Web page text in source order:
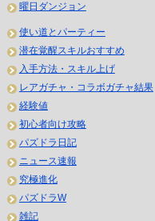
曜日ダンジョン
使い道とパーティー
潜在覚醒スキルおすすめ
入手方法・スキル上げ
レアガチャ・コラボガチャ結果
経験値
初心者向け攻略
パズドラ日記
ニュース速報
究極進化
パズドラW
雑記